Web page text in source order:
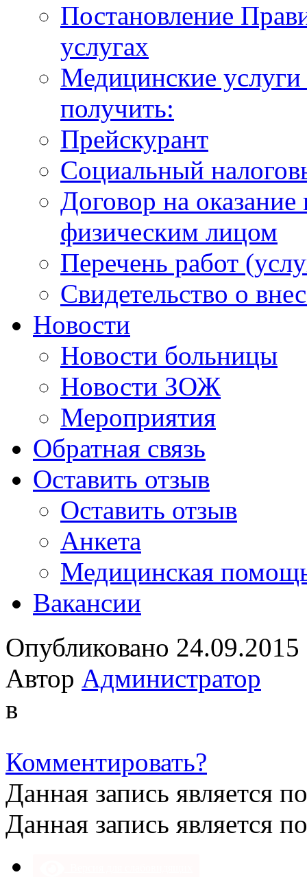
Постановление
услугах
Медицинские
получить:
Прейскурант
Социальный
Договор на
физическим лицом
Перечень работ
Свидетельство о
Новости
Новости больницы
Новости ЗОЖ
Мероприятия
Обратная связь
Оставить отзыв
Оставить отзыв
Анкета
Медицинская
Вакансии
Опубликовано 24.09.2015
Автор Администратор
в
Комментировать?
Данная запись является
Данная запись является